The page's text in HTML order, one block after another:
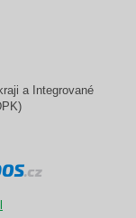
a Integrované